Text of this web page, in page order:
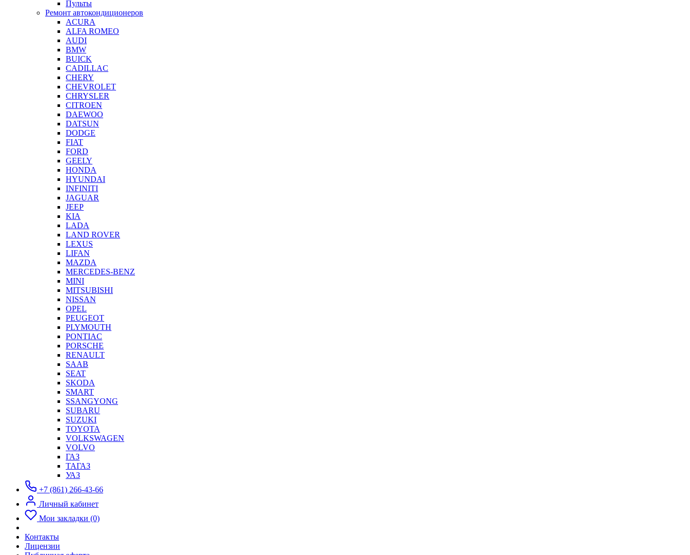
Пульты
Ремонт автокондиционеров
ACURA
ALFA ROMEO
AUDI
BMW
BUICK
CADILLAC
CHERY
CHEVROLET
CHRYSLER
CITROEN
DAEWOO
DATSUN
DODGE
FIAT
FORD
GEELY
HONDA
HYUNDAI
INFINITI
JAGUAR
JEEP
KIA
LADA
LAND ROVER
LEXUS
LIFAN
MAZDA
MERCEDES-BENZ
MINI
MITSUBISHI
NISSAN
OPEL
PEUGEOT
PLYMOUTH
PONTIAC
PORSCHE
RENAULT
SAAB
SEAT
SKODA
SMART
SSANGYONG
SUBARU
SUZUKI
TOYOTA
VOLKSWAGEN
VOLVO
ГАЗ
ТАГАЗ
УАЗ
+7 (861) 266-43-66
Личный кабинет
Мои закладки (0)
Контакты
Лицензии